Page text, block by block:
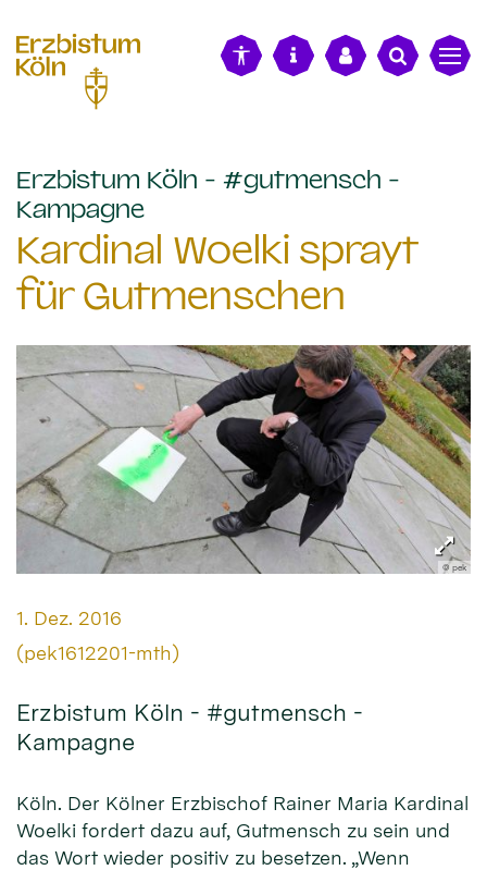
Erzbistum Köln - #gutmensch -
Kampagne:
Kardinal Woelki sprayt
für Gutmenschen
© pek
Datum:
1. Dez. 2016
Von:
(pek1612201-mth)
Erzbistum Köln - #gutmensch -
Kampagne
Köln. Der Kölner Erzbischof Rainer Maria Kardinal
Woelki fordert dazu auf, Gutmensch zu sein und
das Wort wieder positiv zu besetzen. „Wenn